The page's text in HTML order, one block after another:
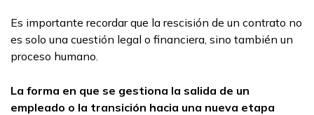
Es importante recordar que la rescisión de un contrato no
es solo una cuestión legal o financiera, sino también un
proceso humano.
La forma en que se gestiona la salida de un
empleado o la transición hacia una nueva etapa